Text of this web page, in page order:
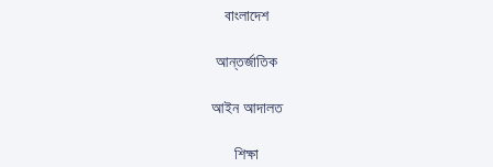
বাংলাদেশ
আন্তর্জাতিক
আইন আদালত
শিক্ষা
প্রকাশিতঃসেপ্টেম্বর ৭, ২০২৫